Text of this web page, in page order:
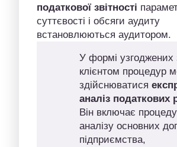
податкової звітності
суттєвості і обсяги аудиту
встановлюються аудитором.
У формі узгоджених
клієнтом процедур
здійснюватися
аналіз податкових
Він включає
аналізу основних
підприємства,